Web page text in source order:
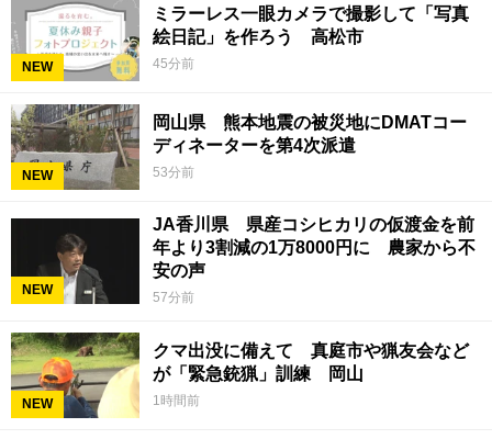
NEW
ミラーレス一眼カメラで撮影して「写真
絵日記」を作ろう 高松市
45分前
NEW
岡山県 熊本地震の被災地にDMATコー
ディネーターを第4次派遣
53分前
NEW
JA香川県 県産コシヒカリの仮渡金を前
年より3割減の1万8000円に 農家から不
安の声
57分前
NEW
クマ出没に備えて 真庭市や猟友会など
が「緊急銃猟」訓練 岡山
1時間前